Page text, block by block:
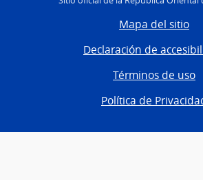
Mapa del sitio
Declaración de
Términos de uso
Política de